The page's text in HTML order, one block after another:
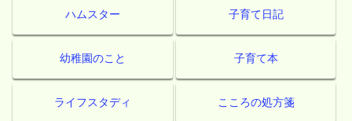
ハムスター 子育て日記
幼稚園のこと 子育て本
ライフスタディ こころの処方箋